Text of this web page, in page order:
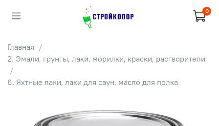
0
Главная
2. Эмали, грунты, лаки, морилки, краски, растворители
6. Яхтные лаки, лаки для саун, масло для полка